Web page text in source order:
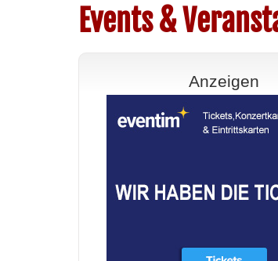
Events &
Anzeigen